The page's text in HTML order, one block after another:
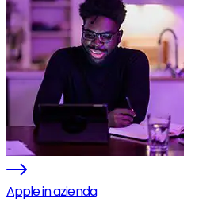
Apple in azienda